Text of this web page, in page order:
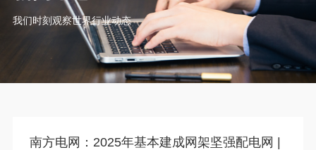
我们时刻观察世界行业动态
南方电网：2025年基本建成网架坚强配电网 |